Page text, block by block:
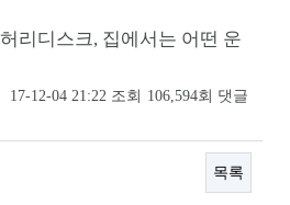
리디스크, 집에서는 어떤 운
17-12-04 21:22 조회 106,594회 댓글
목록